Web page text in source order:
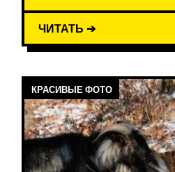
ЧИТАТЬ ➔
КРАСИВЫЕ ФОТО